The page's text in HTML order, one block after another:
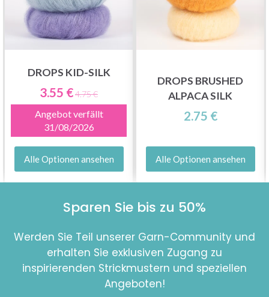
DROPS KID-SILK
3.55 €4.75 €
Angebot verfällt
31/08/2026
Alle Optionen ansehen
DROPS BRUSHED
ALPACA SILK
2.75 €
Alle Optionen ansehen
Sparen Sie bis zu 50%
Werden Sie Teil unserer Garn-Community und
erhalten Sie exklusiven Zugang zu
inspirierenden Strickmustern und speziellen
Angeboten!